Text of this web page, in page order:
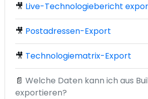
🎥 Live-Technologiebericht
🎥 Postadressen-Export
🎥 Technologiematrix-Export
📄 Welche Daten kann ich aus
exportieren?